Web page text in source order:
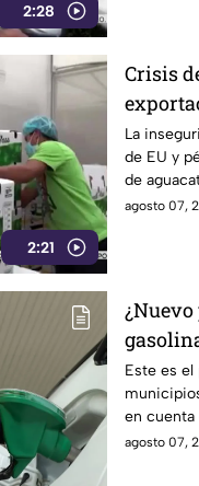
2:28
2:21
Crisis
La
de EU y
de
agosto 07,
agosto
Este es el
en
diario y
agosto 07,